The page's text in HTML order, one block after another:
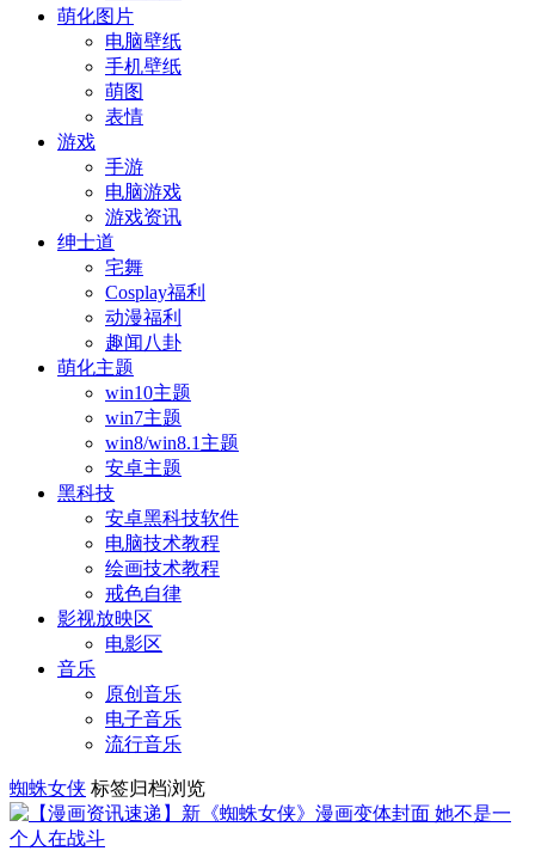
萌化图片
电脑壁纸
手机壁纸
萌图
表情
游戏
手游
电脑游戏
游戏资讯
绅士道
宅舞
Cosplay福利
动漫福利
趣闻八卦
萌化主题
win10主题
win7主题
win8/win8.1主题
安卓主题
黑科技
安卓黑科技软件
电脑技术教程
绘画技术教程
戒色自律
影视放映区
电影区
音乐
原创音乐
电子音乐
流行音乐
蜘蛛女侠 标签归档浏览